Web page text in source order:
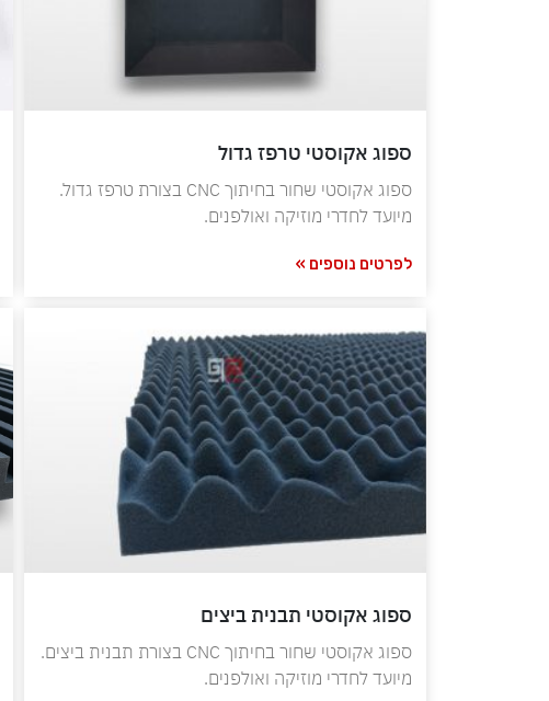
ספוג אקוסטי טרפז גדול
ספוג אקוסטי שחור בחיתוך CNC בצורת טרפז גדול.
מיועד לחדרי מוזיקה ואולפנים.
לפרטים נוספים »
ספוג אקוסטי תבנית ביצים
ספוג אקוסטי שחור בחיתוך CNC בצורת תבנית ביצים.
מיועד לחדרי מוזיקה ואולפנים.